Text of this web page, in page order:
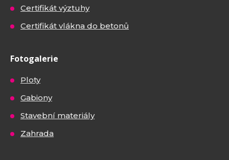
Certifikát výztuhy
Certifikát vlákna do betonů
Fotogalerie
Ploty
Gabiony
Stavební materiály
Zahrada